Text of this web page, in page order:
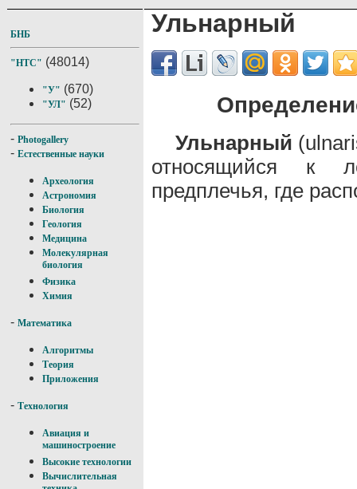
БНБ
"НТС" (48014)
"У" (670)
"УЛ" (52)
- Photogallery
- Естественные науки
Археология
Астрономия
Биология
Геология
Медицина
Молекулярная
биология
Физика
Химия
- Математика
Алгоритмы
Теория
Приложения
- Технология
Авиация и
машиностроение
Высокие технологии
Вычислительная
Ульнарный
Ульнарный
относящийся к
предплечья, где